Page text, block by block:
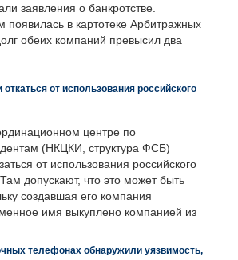
заявления о банкротстве.
в картотеке Арбитражных
обеих компаний превысил два
от использования российского
центре по
(НКЦКИ, структура ФСБ)
от использования российского
допускают, что это может быть
создавшая его компания
имя выкуплено компанией из
телефонах обнаружили уязвимость,